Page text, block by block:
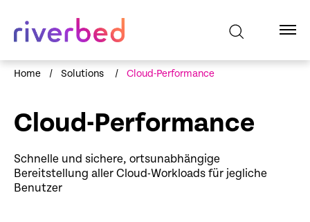
Home / Solutions / Cloud-Performance
Cloud-Performance
Schnelle und sichere, ortsunabhängige
Bereitstellung aller Cloud-Workloads für jegliche
Benutzer